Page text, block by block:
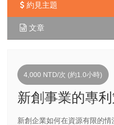
約見主題
文章
4,000 NTD/次 (約1.0小時)
新創事業的專
新創企業如何在資源有限的